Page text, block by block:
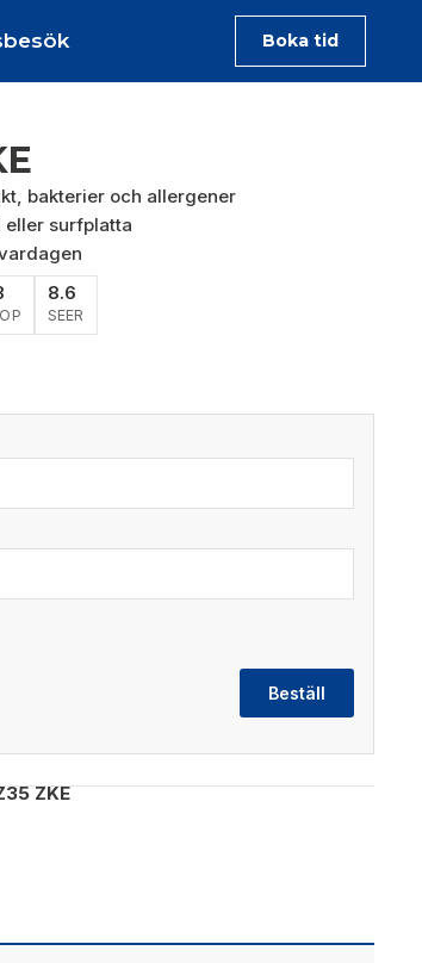
Boka tid
bakterier och allergener
eller surfplatta
8.6
SEER
Beställ
ZKE